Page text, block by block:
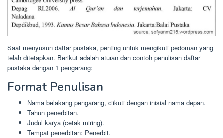
Saat menyusun daftar pustaka, penting untuk mengikuti pedoman yang
telah ditetapkan. Berikut adalah aturan dan contoh penulisan daftar
pustaka dengan 1 pengarang:
Format Penulisan
Nama belakang pengarang, diikuti dengan inisial nama depan.
Tahun penerbitan.
Judul karya (cetak miring).
Tempat penerbitan: Penerbit.